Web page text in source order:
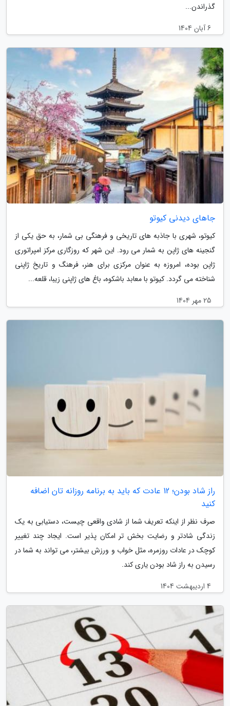
گذراندن...
6 آبان 1404
جاهای دیدنی کیوتو
کیوتو، شهری با جاذبه های تاریخی و فرهنگی بی شمار، به حق یکی از
گنجینه های ژاپن به شمار می رود. این شهر که روزگاری مرکز امپراتوری
ژاپن بوده، امروزه به عنوان مرکزی برای هنر، فرهنگ و تاریخ ژاپنی
شناخته می گردد. کیوتو با معابد باشکوه، باغ های ژاپنی زیبا، قلعه...
25 مهر 1404
راز شاد بودن؛ 12 عادت که باید به برنامه روزانه تان اضافه
کنید
صرف نظر از اینکه تعریف شما از شادی واقعی چیست، دستیابی به یک
زندگی شادتر و رضایت بخش تر امکان پذیر است. ایجاد چند تغییر
کوچک در عادات روزمره، مثل خواب و ورزش بیشتر، می تواند به شما در
رسیدن به راز شاد بودن یاری کند.
4 اردیبهشت 1404